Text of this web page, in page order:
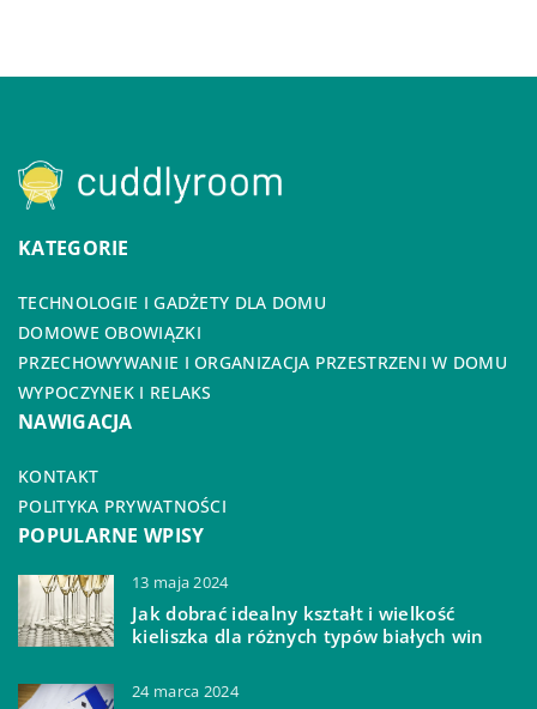
KATEGORIE
TECHNOLOGIE I GADŻETY DLA DOMU
DOMOWE OBOWIĄZKI
PRZECHOWYWANIE I ORGANIZACJA PRZESTRZENI W DOMU
WYPOCZYNEK I RELAKS
NAWIGACJA
KONTAKT
POLITYKA PRYWATNOŚCI
POPULARNE WPISY
13 maja 2024
Jak dobrać idealny kształt i wielkość
kieliszka dla różnych typów białych win
24 marca 2024